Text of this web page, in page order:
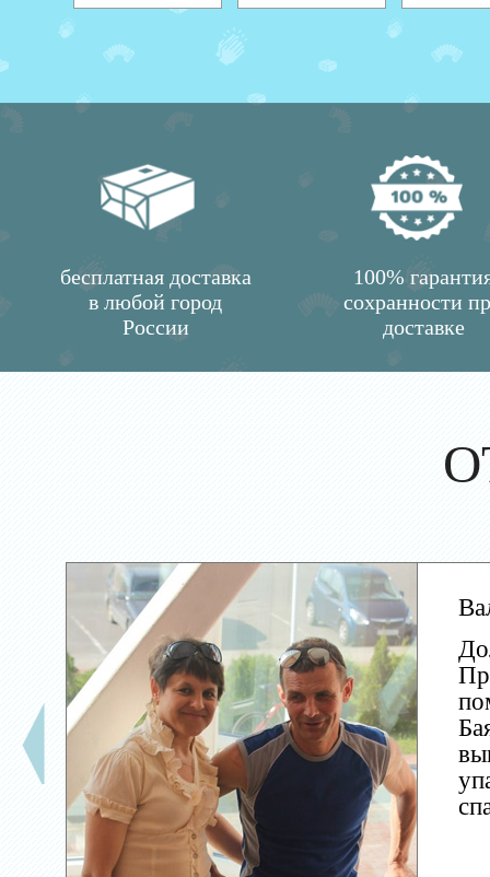
бесплатная доставка
в любой город
России
100%
сохранности
доставке